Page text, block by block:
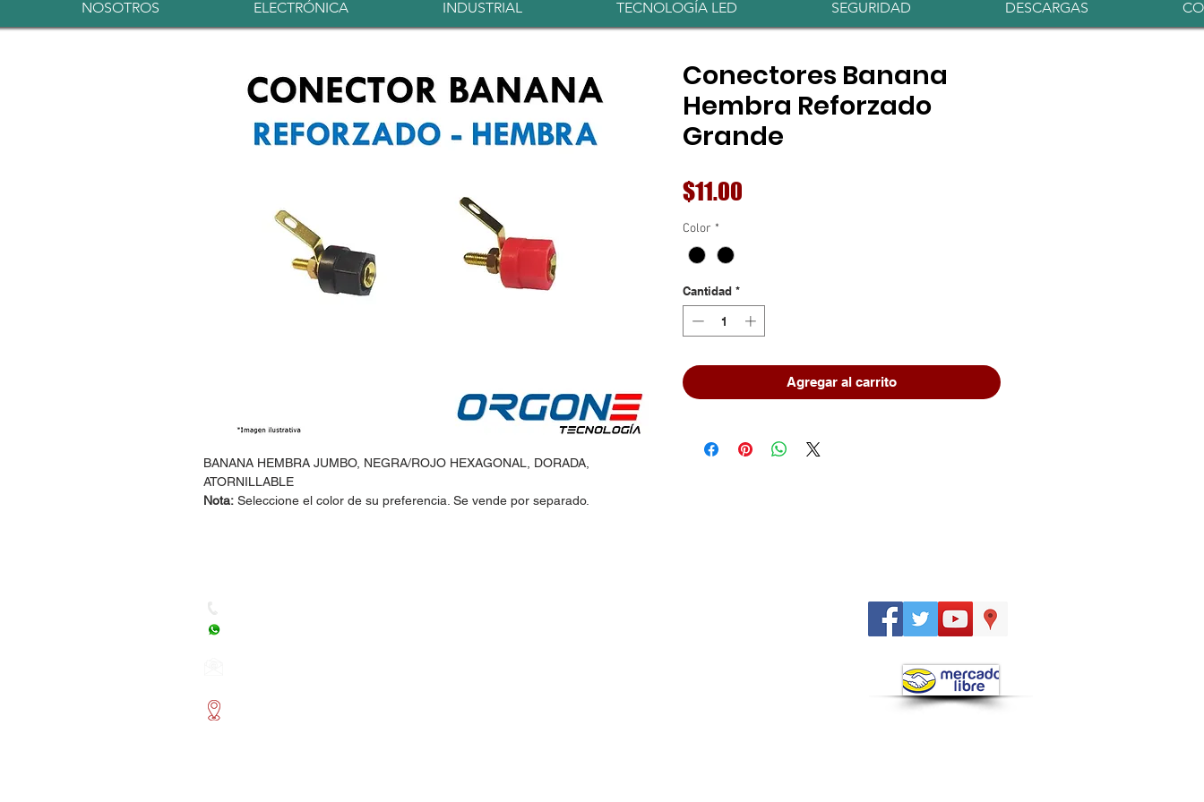
Iniciar sesión
NOSOTROS ELECTRÓNICA INDUSTRIAL TECNOLOGÍA LED SEGURIDAD DESCARGAS
BANANA HEMBRA JUMBO, NEGRA/ROJO HEXAGONAL, DORADA,
ATORNILLABLE
Nota: Seleccione el color de su preferencia. Se vende por separado.
Conectores Banana
Hembra Reforzado
Grande
$11.00
Color *
Cantidad *
Agregar al carrito